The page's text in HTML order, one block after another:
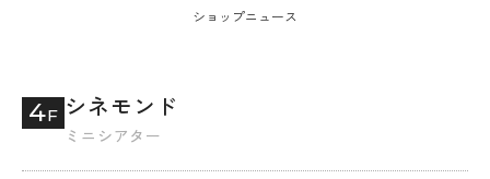
ショップニュース
4F シネモンド
ミニシアター